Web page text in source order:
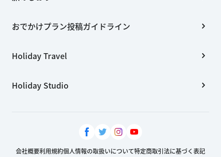
おでかけプラン投稿ガイドライン
Holiday Travel
Holiday Studio
会社概要利用規約個人情報の取扱いについて特定商取引法に基づく表記